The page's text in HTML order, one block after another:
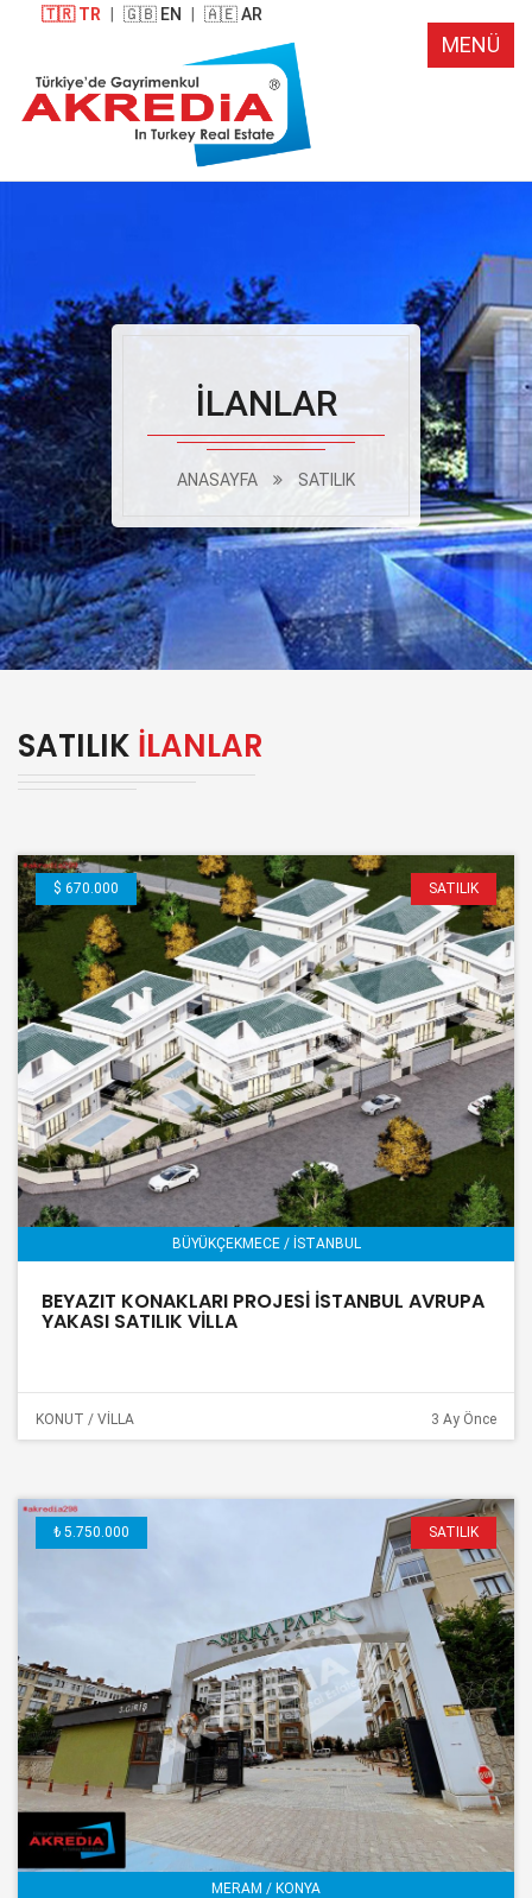
MENÜ
🇹🇷 TR 🇬🇧 EN 🇦🇪 AR
İLANLAR
ANASAYFA SATILIK
SATILIK İLANLAR
BÜYÜKÇEKMECE / İSTANBUL
$ 670.000 SATILIK
BEYAZIT KONAKLARI PROJESİ İSTANBUL AVRUPA
YAKASI SATILIK VİLLA
KONUT / VİLLA 3 Ay Önce
MERAM / KONYA
₺ 5.750.000 SATILIK